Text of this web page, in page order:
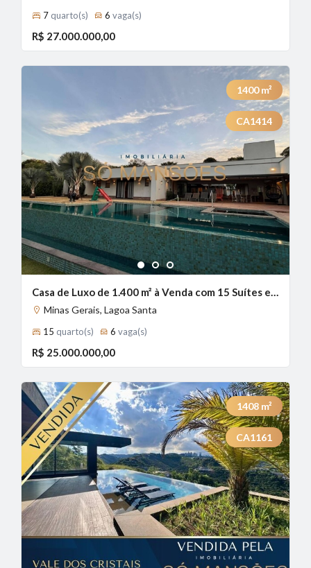
7 quarto(s) 6 vaga(s)
R$ 27.000.000,00
1 2 3
1400m²
CA1414
Casa de Luxo de 1.400 m² à Venda com 15 Suítes e Piscina Aquecida no Condomínio Estância das Amendoeiras, Lagoa Santa - MG
Minas Gerais, Lagoa Santa
15 quarto(s) 6 vaga(s)
R$ 25.000.000,00
1408 m²
CA1161